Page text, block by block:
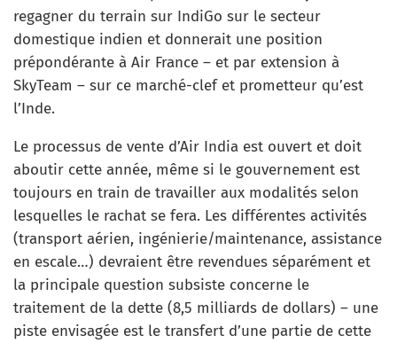
regagner du terrain sur IndiGo sur le secteur
domestique indien et donnerait une position
prépondérante à Air France – et par extension à
SkyTeam – sur ce marché-clef et prometteur qu’est
l’Inde.
Le processus de vente d’Air India est ouvert et doit
aboutir cette année, même si le gouvernement est
toujours en train de travailler aux modalités selon
lesquelles le rachat se fera. Les différentes activités
(transport aérien, ingénierie/maintenance, assistance
en escale…) devraient être revendues séparément et
la principale question subsiste concerne le
traitement de la dette (8,5 milliards de dollars) – une
piste envisagée est le transfert d’une partie de cette